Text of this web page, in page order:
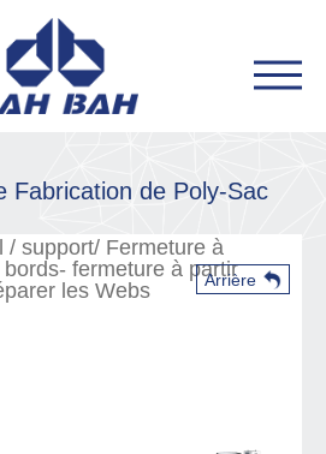
Arrière
Fabrication de Poly-Sac
/ support/ Fermeture à
fermeture à partir
les Webs